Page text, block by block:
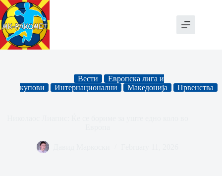
Skip
to
content
Вести
Европска лига и
купови
Интернационални Македонија Првенства